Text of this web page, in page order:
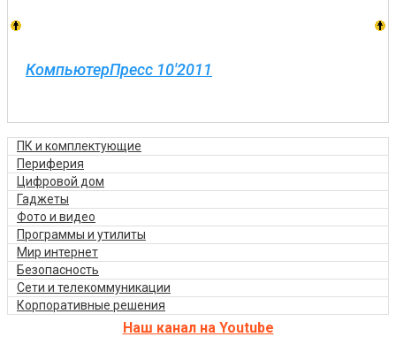
КомпьютерПресс 10'2011
ПК и комплектующие
Периферия
Цифровой дом
Гаджеты
Фото и видео
Программы и утилиты
Мир интернет
Безопасность
Сети и телекоммуникации
Корпоративные решения
Наш канал на Youtube